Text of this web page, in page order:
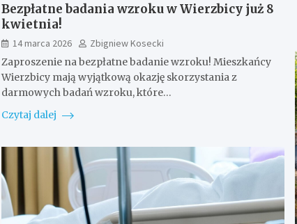
Bezpłatne badania wzroku w Wierzbicy już 8
kwietnia!
14 marca 2026
Zbigniew Kosecki
Zaproszenie na bezpłatne badanie wzroku! Mieszkańcy
Wierzbicy mają wyjątkową okazję skorzystania z
darmowych badań wzroku, które…
Czytaj dalej